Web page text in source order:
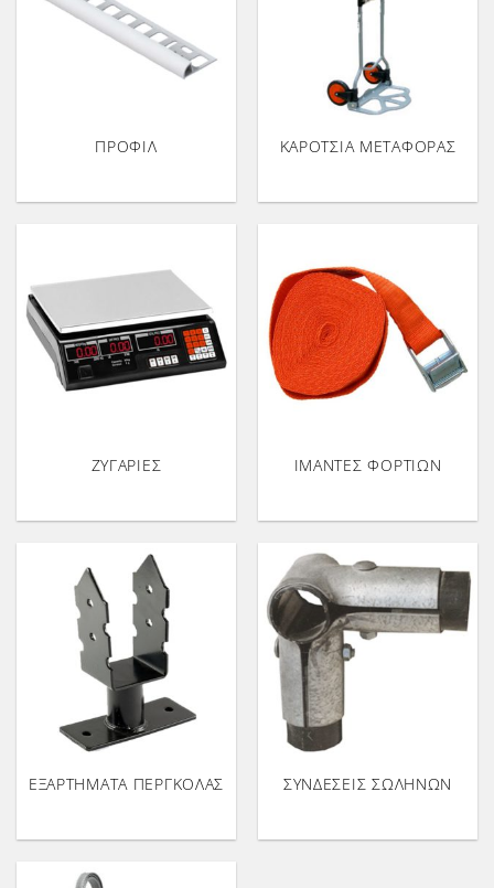
ΠΡΟΦΙΛ ΚΑΡΟΤΣΙΑ ΜΕΤΑΦΟΡΑΣ
ΖΥΓΑΡΙΕΣ ΙΜΑΝΤΕΣ ΦΟΡΤΙΩΝ
ΕΞΑΡΤΗΜΑΤΑ ΠΕΡΓΚΟΛΑΣ ΣΥΝΔΕΣΕΙΣ ΣΩΛΗΝΩΝ